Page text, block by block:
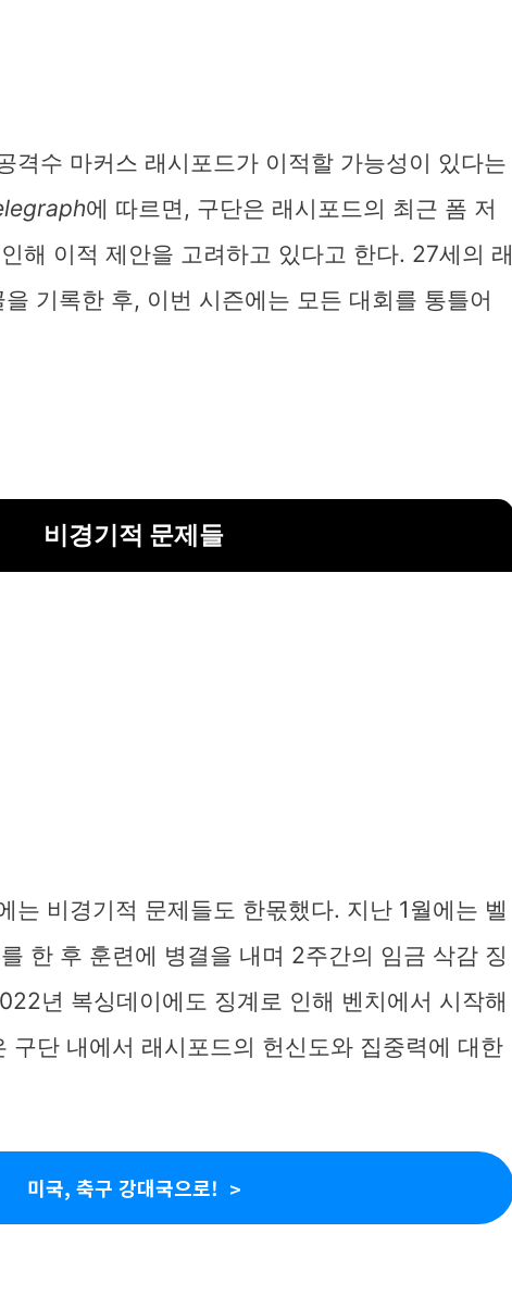
격수 마커스 래시포드가 이적할 가능성이 있다는
에 따르면, 구단은 래시포드의 최근 폼 저
해 이적 제안을 고려하고 있다고 한다. 27세의 래
기록한 후, 이번 시즌에는 모든 대회를 통틀어
비경기적 문제들
는 비경기적 문제들도 한몫했다. 지난 1월에는 벨
한 후 훈련에 병결을 내며 2주간의 임금 삭감 징
년 복싱데이에도 징계로 인해 벤치에서 시작해
구단 내에서 래시포드의 헌신도와 집중력에 대한
미국, 축구 강대국으로!